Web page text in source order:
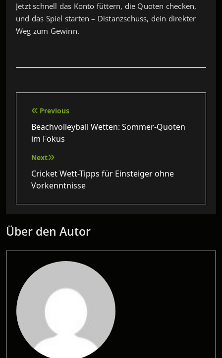
Jetzt schnell das Konto füttern, die Quoten checken,
und das Spiel starten – Distanzschuss, dein direkter
Weg zum Gewinn.
Beitragsnavigation
Previous
Beachvolleyball Wetten: Sommer-Quoten
im Fokus
Next
Cricket Wett-Tipps für Einsteiger ohne
Vorkenntnisse
Über den Autor